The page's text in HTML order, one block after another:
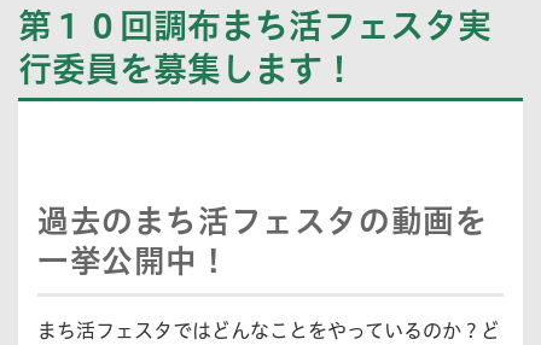
第１０回調布まち活フェスタ実
行委員を募集します！
過去のまち活フェスタの動画を
一挙公開中！
まち活フェスタではどんなことをやっているのか？ど